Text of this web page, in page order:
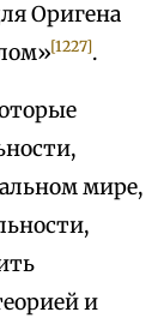
Оригена
[1227].
мире,
и